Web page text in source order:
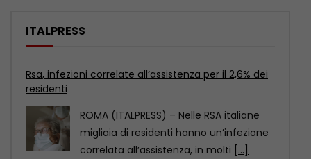
ITALPRESS
Leucemie, nuove opzioni terapeutiche per le
forme acute
ROMA (ITALPRESS) – In Italia, le leucemie
causano circa 15.600 nuove diagnosi
ogni anno e[...]